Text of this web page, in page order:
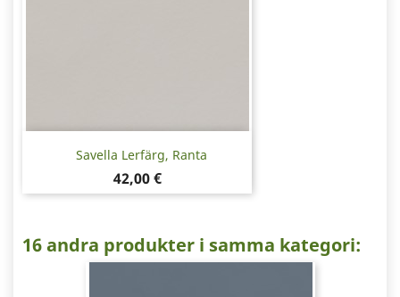
Savella Lerfärg, Ranta
Pris
42,00 €
16 andra produkter i samma kategori: